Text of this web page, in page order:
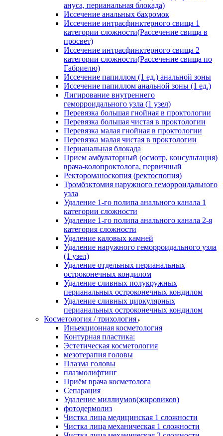
ануса, перианальная блокада)
Иссечение анальных бахромок
Иссечение интрасфинктерного свища 1
категории сложности(Рассечение свища в
просвет)
Иссечение интрасфинктерного свища 2
категории сложности(Рассечение свища по
Габриелю)
Иссечение папиллом (1 ед.) анальной зоны
Иссечение папиллом анальной зоны (1 ед.)
Лигирование внутреннего
геморроидального узла (1 узел)
Перевязка большая гнойная в проктологии
Перевязка большая чистая в проктологии
Перевязка малая гнойная в проктологии
Перевязка малая чистая в проктологии
Перианальная блокада
Прием амбулаторный (осмотр, консультация)
врача-колопроктолога, первичный
Ректороманоскопия (ректоспопия)
Тромбэктомия наружного геморроидального
узла
Удаление 1-го полипа анального канала 1
категории сложности
Удаление 1-го полипа анального канала 2-я
категория сложности
Удаление каловых камней
Удаление наружного геморроидального узла
(1 узел)
Удаление отдельных перианальных
остроконечных кондилом
Удаление сливных полукружных
перианальных остроконечных кондилом
Удаление сливных циркулярных
перианальных остроконечных кондилом
Косметология / трихология
Иньекционная косметология
Контурная пластика:
Эстетическая косметология
мезотерапия головы
Плазма головы
плазмолифтинг
Приём врача косметолога
Сепарация
Удаление миллиумов(жировиков)
фотодермолиз
Чистка лица медицинская 1 сложности
Чистка лица механическая 1 сложности